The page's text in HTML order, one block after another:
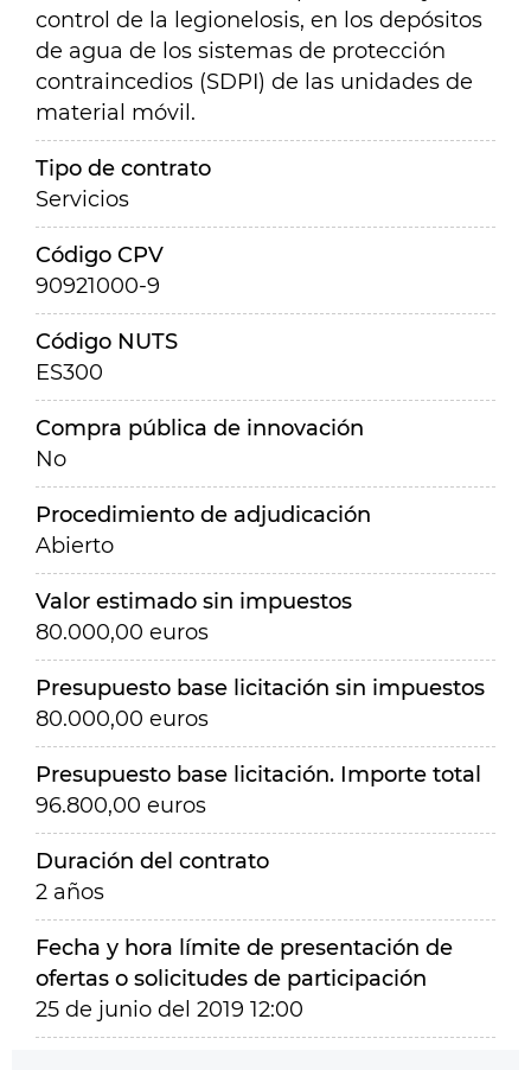
control de la legionelosis, en los depósitos
de agua de los sistemas de protección
contraincedios (SDPI) de las unidades de
material móvil.
Tipo de contrato
Servicios
Código CPV
90921000-9
Código NUTS
ES300
Compra pública de innovación
No
Procedimiento de adjudicación
Abierto
Valor estimado sin impuestos
80.000,00 euros
Presupuesto base licitación sin impuestos
80.000,00 euros
Presupuesto base licitación. Importe total
96.800,00 euros
Duración del contrato
2 años
Fecha y hora límite de presentación de
ofertas o solicitudes de participación
25 de junio del 2019 12:00